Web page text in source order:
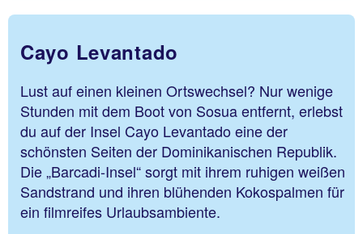
Cayo Levantado
Lust auf einen kleinen Ortswechsel? Nur wenige
Stunden mit dem Boot von Sosua entfernt, erlebst
du auf der Insel Cayo Levantado eine der
schönsten Seiten der Dominikanischen Republik.
Die „Barcadi-Insel“ sorgt mit ihrem ruhigen weißen
Sandstrand und ihren blühenden Kokospalmen für
ein filmreifes Urlaubsambiente.